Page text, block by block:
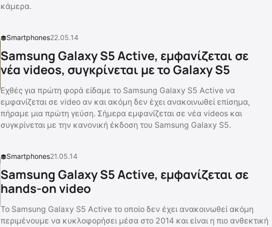
κάμερα.
Smartphones22.05.14
Samsung Galaxy S5 Active, εμφανίζεται σε
νέα videos, συγκρίνεται με το Galaxy S5
Εχθές για πρώτη φορά είδαμε το Samsung Galaxy S5 Active να
εμφανίζεται σε video αν και ακόμη δεν έχει ανακοινωθεί επίσημα,
πήραμε μια πρώτη γεύση. Σήμερα εμφανίζεται σε νέα videos και
συγκρίνεται με την κανονική έκδοση του Samsung Galaxy S5.
Smartphones21.05.14
Samsung Galaxy S5 Active, εμφανίζεται σε
hands-on video
Το Samsung Galaxy S5 Active το οποίο δεν έχει ανακοινωθεί ακόμη
περιμένουμε να κυκλοφορήσει μέσα στο 2014 και είναι η πιο ανθεκτική